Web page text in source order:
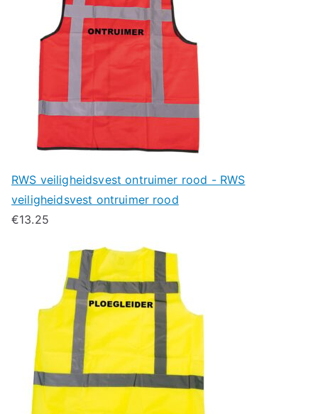
RWS veiligheidsvest ontruimer rood - RWS
veiligheidsvest ontruimer rood
€13.25